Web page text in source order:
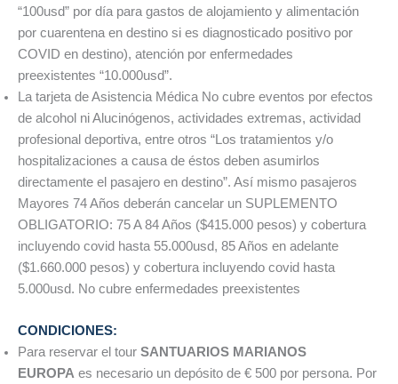
“100usd” por día para gastos de alojamiento y alimentación
por cuarentena en destino si es diagnosticado positivo por
COVID en destino), atención por enfermedades
preexistentes “10.000usd”.
La tarjeta de Asistencia Médica No cubre eventos por efectos
de alcohol ni Alucinógenos, actividades extremas, actividad
profesional deportiva, entre otros “Los tratamientos y/o
hospitalizaciones a causa de éstos deben asumirlos
directamente el pasajero en destino”. Así mismo pasajeros
Mayores 74 Años deberán cancelar un SUPLEMENTO
OBLIGATORIO: 75 A 84 Años ($415.000 pesos) y cobertura
incluyendo covid hasta 55.000usd, 85 Años en adelante
($1.660.000 pesos) y cobertura incluyendo covid hasta
5.000usd. No cubre enfermedades preexistentes
CONDICIONES:
Para reservar el tour SANTUARIOS MARIANOS
EUROPA es necesario un depósito de € 500 por persona. Por